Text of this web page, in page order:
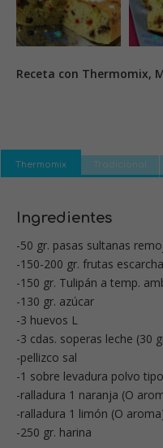
Receta con Thermomix,
Thermomix Tradicional
Ingredientes
-50 gr. pasas sultanas
-150-200 gr. frutas
-150 gr. Tulipán a temp.
-130 gr. azúcar
-3 huevos L
-3 cdas. soperas leche (30
-pellizco sal
-1 sobre levadura polvo
-ralladura 1 naranja (O
-ralladura 1 limón (O
-250 gr. harina